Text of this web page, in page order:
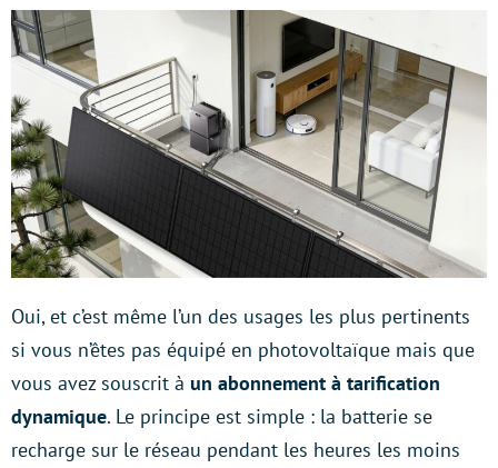
Oui, et c’est même l’un des usages les plus pertinents
si vous n’êtes pas équipé en photovoltaïque mais que
vous avez souscrit à un abonnement à tarification
dynamique. Le principe est simple : la batterie se
recharge sur le réseau pendant les heures les moins